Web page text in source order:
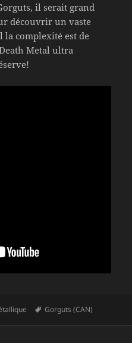
il serait grand
découvrir un vaste
la complexité est de
Metal ultra
Mots-
Gorguts (CAN)